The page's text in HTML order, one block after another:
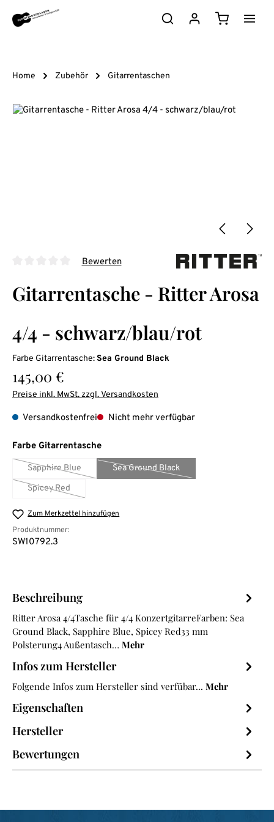
Zum Hauptinhalt springen
Home Zubehör Gitarrentaschen
Bildergalerie überspringen
Bewerten
Gitarrentasche - Ritter Arosa
4/4 - schwarz/blau/rot
Farbe Gitarrentasche:Sea Ground Black
Regulärer Preis:
145,00 €
Preise inkl. MwSt. zzgl. Versandkosten
Versandkostenfrei Nicht mehr verfügbar
Farbe Gitarrentascheauswählen
Sapphire Blue
(Diese Option ist zurzeit nicht verfügbar.)
Sea Ground Black
(Diese Option ist zurzeit nicht
Spicey Red
(Diese Option ist zurzeit nicht verfügbar.)
Zum Merkzettel hinzufügen
Produktnummer:
SW10792.3
Beschreibung
Ritter Arosa 4/4Tasche für 4/4 KonzertgitarreFarben: Sea
Ground Black, Sapphire Blue, Spicey Red33 mm
Polsterung4 Außentasch… Mehr
Infos zum Hersteller
Folgende Infos zum Hersteller sind verfübar... Mehr
Eigenschaften
Hersteller
Bewertungen